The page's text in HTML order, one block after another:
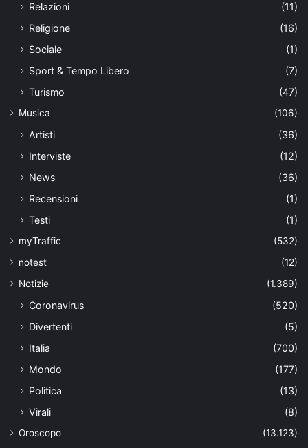
Relazioni
(11)
Religione
(16)
Sociale
(1)
Sport & Tempo Libero
(7)
Turismo
(47)
Musica (106)
Artisti
(36)
Interviste
(12)
News
(36)
Recensioni
(1)
Testi
(1)
myTraffic
(532)
notest
(12)
Notizie
(1.389)
Coronavirus
(520)
Divertenti
(5)
Italia
(700)
Mondo
(177)
Politica
(13)
Virali
(8)
Oroscopo (13.123)